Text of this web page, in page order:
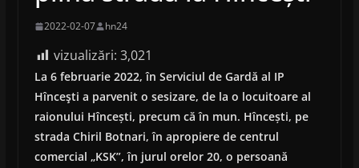
2022-02-07 hn24
vizualizări: 3,021
La 6 februarie 2022, în Serviciul de Gardă al IP
Hînceşti a parvenit o sesizare, de la o locuitoare al
raionului Hîncești, precum că în mun. Hîncești, pe
strada Chiril Botnari, în apropiere de centrul
comercial „KSK”, în jurul orelor 20, o persoană